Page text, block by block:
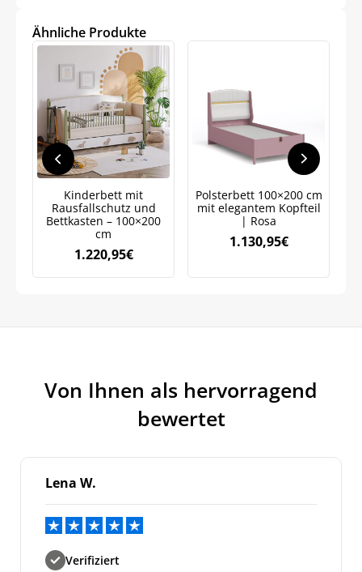
Ähnliche Produkte
Kinderbett mit
Rausfallschutz und
Bettkasten – 100×200
cm
1.220,95€
Polsterbett 100×200 cm
mit elegantem Kopfteil
| Rosa
1.130,95€
Von Ihnen als hervorragend
bewertet
Lena W.
Verifiziert
Jetzt5% Rabatt
auf Ihre erste Bestellung sichern!
Meinen Code senden
Bleiben Sie auf dem Laufenden über
Neuigkeiten und Angebote.
Marketingkommunikation verarbeiten. Lesen Sie unsere